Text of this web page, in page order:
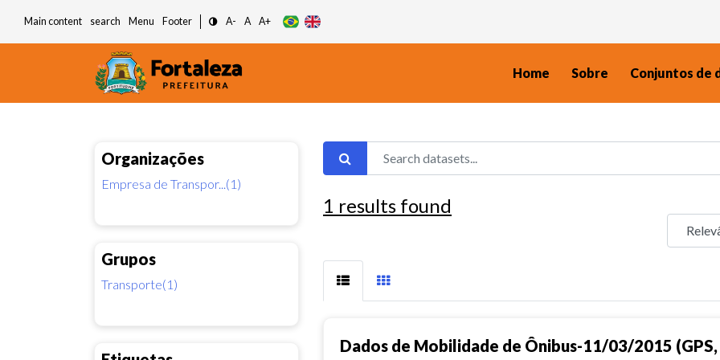
Main content search Menu Footer A- A A+
Home Sobre Conjuntos de
Organizações
Empresa de Transpor...(1)
Grupos
Transporte(1)
1 results found
Dados de Mobilidade de Ônibus-11/03/2015